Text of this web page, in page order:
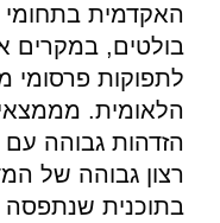
האקדמית בתחומי
בולטים, במקרים
לתפוקות פרסומי
הלאומית.
הזדהות גבוהה עם
רצון גבוהה של
בתוכנית שנתפסה